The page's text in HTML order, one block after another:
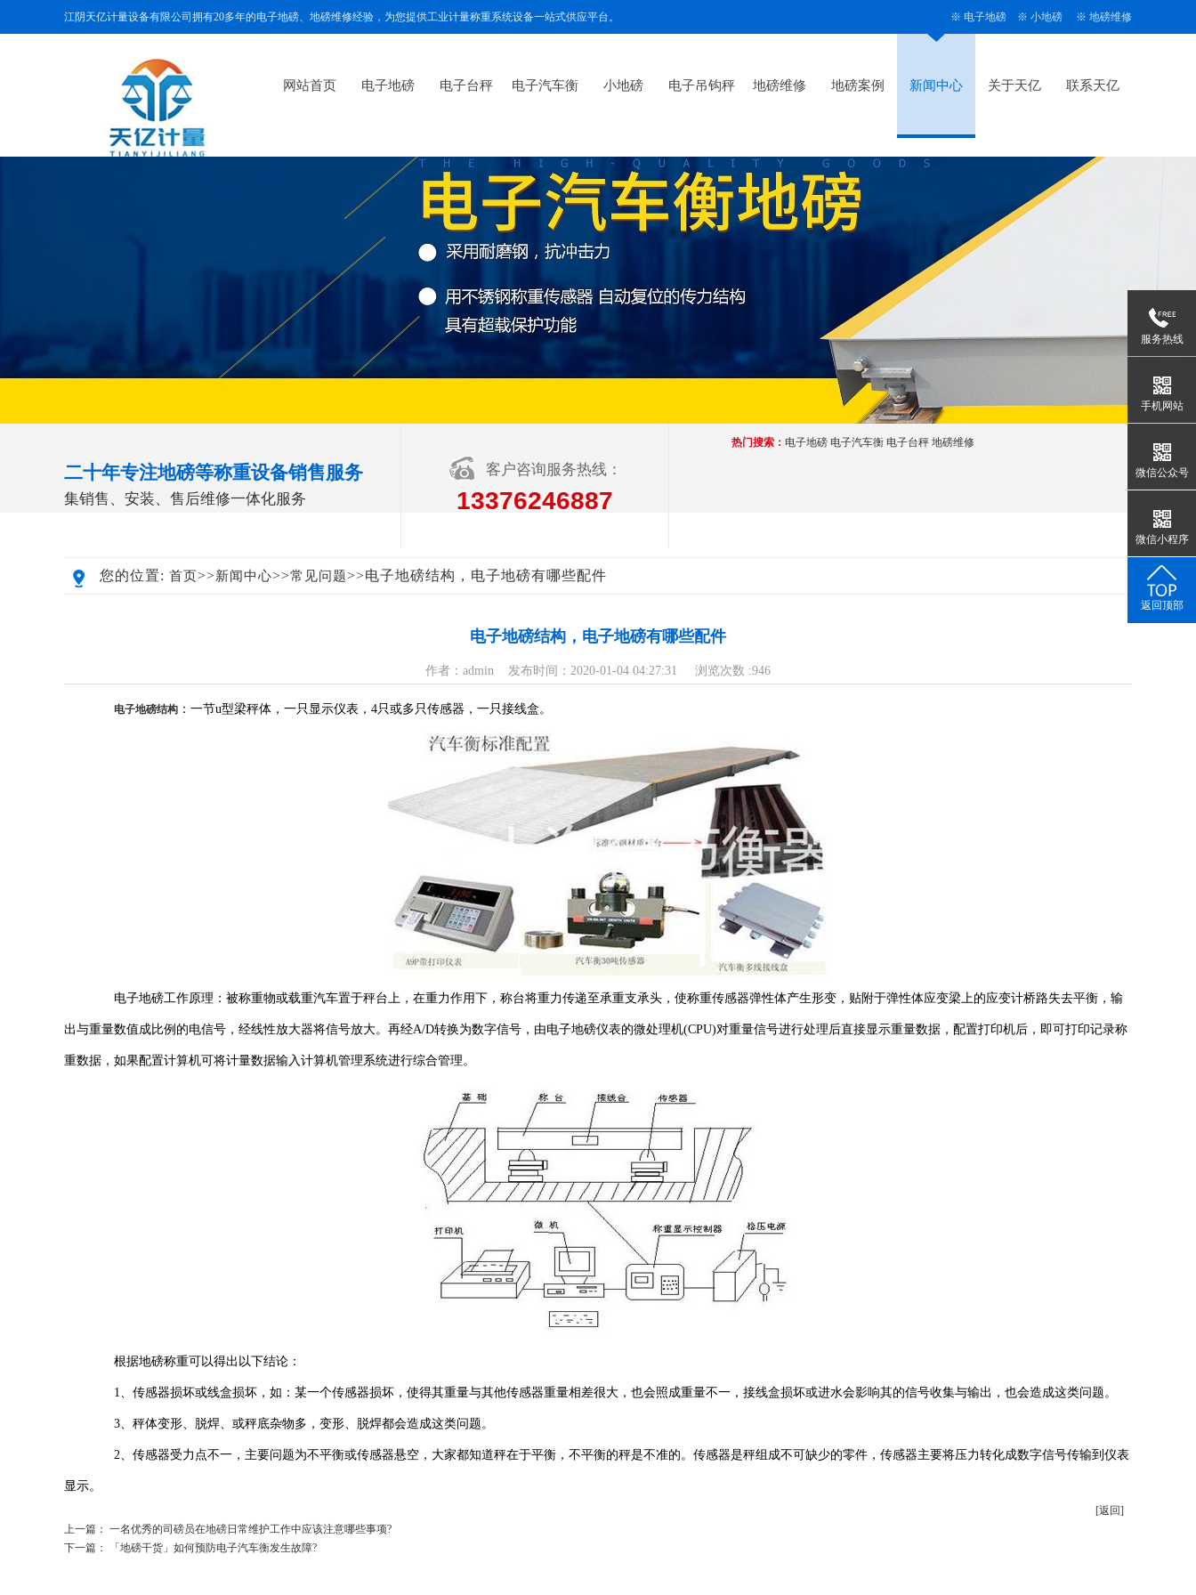
江阴天亿计量设备有限公司拥有20多年的电子地磅、地磅维修经验，为您提供工业计量称重系统设备一站式供应平台。 ※ 电子地磅 ※ 小地磅 ※ 地磅维修
网站首页 电子地磅 电子台秤 电子汽车衡 小地磅 电子吊钩秤 地磅维修 地磅案例 新闻中心 关于天亿 联系天亿
二十年专注地磅等称重设备销售服务
集销售、安装、售后维修一体化服务
客户咨询服务热线：
13376246887
热门搜索： 电子地磅 电子汽车衡 电子台秤 地磅维修
您的位置: 首页>>新闻中心>>常见问题>>电子地磅结构，电子地磅有哪些配件
电子地磅结构，电子地磅有哪些配件
作者：admin 发布时间：2020-01-04 04:27:31 浏览次数 :946
电子地磅结构 ：一节u型梁秤体，一只显示仪表，4只或多只传感器，一只接线盒。
电子地磅工作原理：被称重物或载重汽车置于秤台上，在重力作用下，称台将重力传递至承重支承头，使称重传感器弹性体产生形变，贴附于弹性体应变梁上的应变计桥路失去平衡，输
出与重量数值成比例的电信号，经线性放大器将信号放大。再经A/D转换为数字信号，由电子地磅仪表的微处理机(CPU)对重量信号进行处理后直接显示重量数据，配置打印机后，即可打印记录称
重数据，如果配置计算机可将计量数据输入计算机管理系统进行综合管理。
根据地磅称重可以得出以下结论：
1、传感器损坏或线盒损坏，如：某一个传感器损坏，使得其重量与其他传感器重量相差很大，也会照成重量不一，接线盒损坏或进水会影响其的信号收集与输出，也会造成这类问题。
3、秤体变形、脱焊、或秤底杂物多，变形、脱焊都会造成这类问题。
2、传感器受力点不一，主要问题为不平衡或传感器悬空，大家都知道秤在于平衡，不平衡的秤是不准的。传感器是秤组成不可缺少的零件，传感器主要将压力转化成数字信号传输到仪表
显示。
[返回]
上一篇： 一名优秀的司磅员在地磅日常维护工作中应该注意哪些事项?
下一篇：
「地磅干货」如何预防电子汽车衡发生故障?
服务热线
手机网站
微信公众号
微信小程序
返回顶部